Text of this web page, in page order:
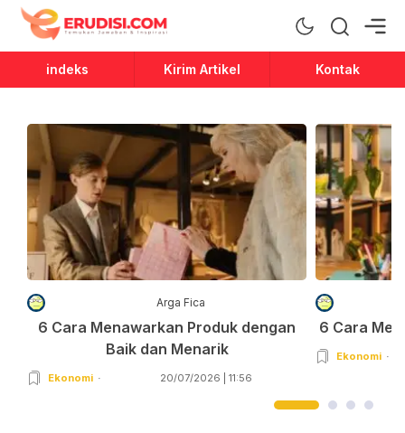
Erudisi
Temukan Jawaban dan Inspirasi
indeks Kirim Artikel Kontak
Arga Fica
6 Cara Menawarkan Produk dengan
Baik dan Menarik
Ekonomi 20/07/2026 | 11:56
6 Cara
Ekonomi